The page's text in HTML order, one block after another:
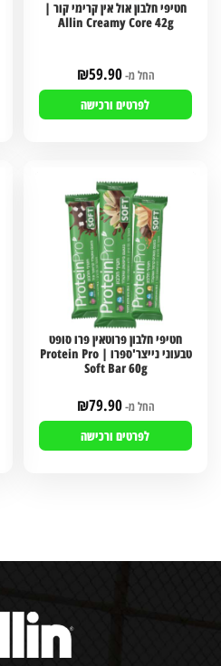
חטיפי חלבון אול אין קרימי קור |
Allin Creamy Core 42g
החל מ- ₪59.90
לפרטים ורכישה
חטיפי חלבון פרוטאין פרו סופט
טבעוני נייצר'ספרו | Protein Pro
Soft Bar 60g
החל מ- ₪79.90
לפרטים ורכישה